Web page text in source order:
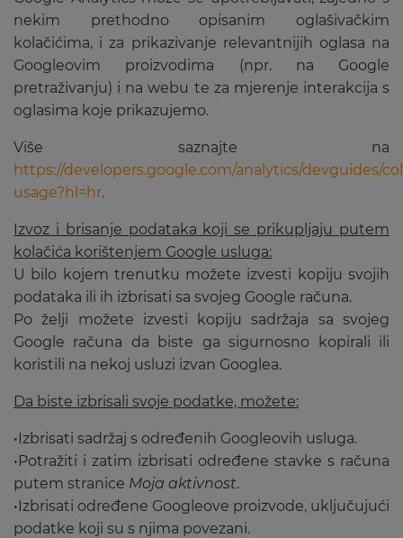
nekim prethodno opisanim oglašivačkim
kolačićima, i za prikazivanje relevantnijih oglasa na
Googleovim proizvodima (npr. na Google
pretraživanju) i na webu te za mjerenje interakcija s
oglasima koje prikazujemo.
Više saznajte na
https://developers.google.com/analytics/devguides/
usage?hl=hr.
Izvoz i brisanje podataka koji se prikupljaju putem
kolačića korištenjem Google usluga:
U bilo kojem trenutku možete izvesti kopiju svojih
podataka ili ih izbrisati sa svojeg Google računa.
Po želji možete izvesti kopiju sadržaja sa svojeg
Google računa da biste ga sigurnosno kopirali ili
koristili na nekoj usluzi izvan Googlea.
Da biste izbrisali svoje podatke, možete:
•Izbrisati sadržaj s određenih Googleovih usluga.
•Potražiti i zatim izbrisati određene stavke s računa
putem stranice Moja aktivnost.
•Izbrisati određene Googleove proizvode, uključujući
podatke koji su s njima povezani.